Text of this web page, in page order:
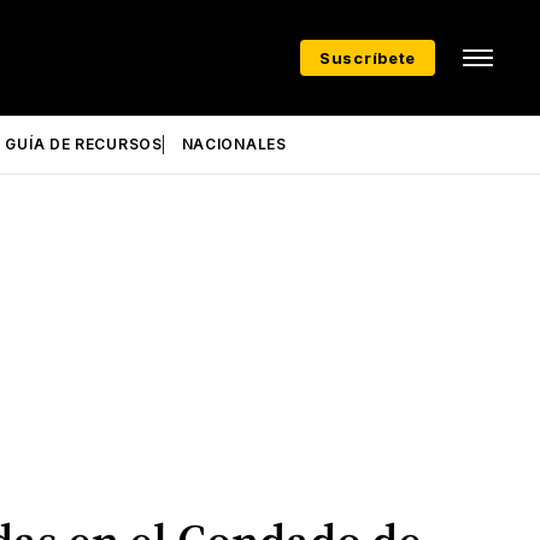
Suscríbete
GUÍA DE RECURSOS NACIONALES